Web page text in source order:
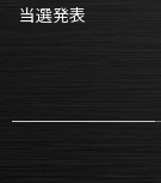
当選発表